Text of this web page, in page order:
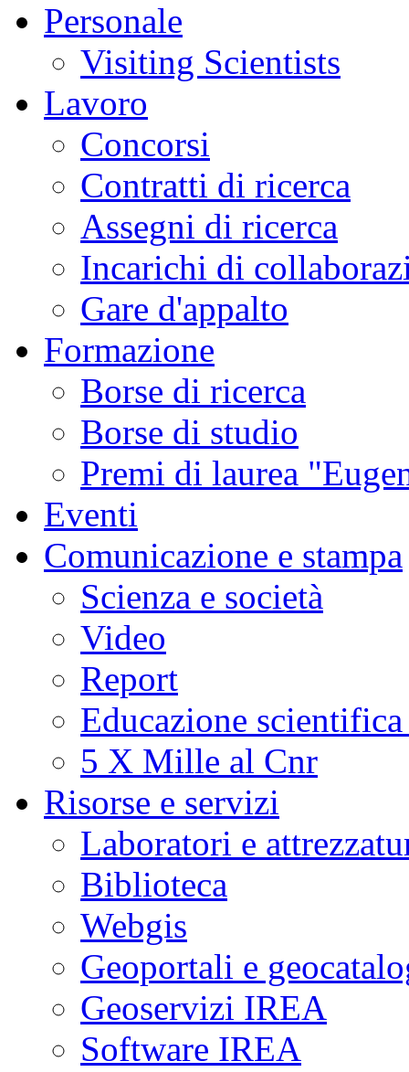
Personale
Visiting Scientists
Lavoro
Concorsi
Contratti di ricerca
Assegni di ricerca
Incarichi di
Gare d'appalto
Formazione
Borse di ricerca
Borse di studio
Premi di laurea
Eventi
Comunicazione e stampa
Scienza e società
Video
Report
Educazione
5 X Mille al Cnr
Risorse e servizi
Laboratori e
Biblioteca
Webgis
Geoportali e
Geoservizi IREA
Software IREA